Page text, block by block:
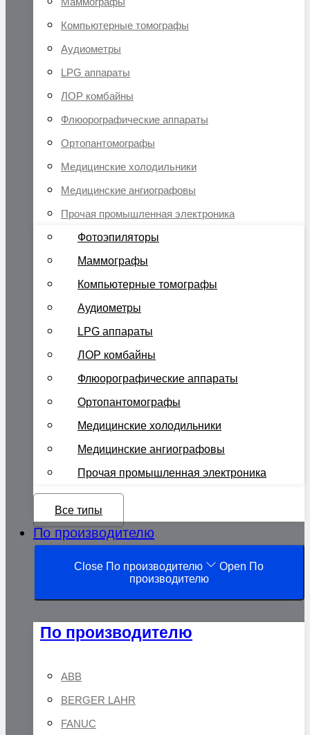
Компьютерные томографы
Аудиометры
LPG аппараты
ЛОР комбайны
Флюорографические аппараты
Ортопантомографы
Медицинские холодильники
Медицинские ангиографовы
Прочая промышленная электроника
Фотоэпиляторы
Маммографы
Компьютерные томографы
Аудиометры
LPG аппараты
ЛОР комбайны
Флюорографические аппараты
Ортопантомографы
Медицинские холодильники
Медицинские ангиографовы
Прочая промышленная электроника
Все типы
По производителю
Close По производителю
Open По
производителю
По производителю
ABB
BERGER LAHR
FANUC